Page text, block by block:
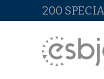
200